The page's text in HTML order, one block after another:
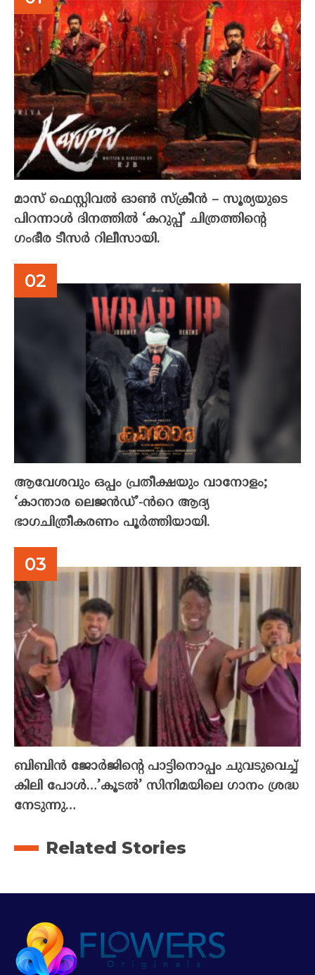
മാസ് ഫെസ്റ്റിവൽ ഓൺ സ്‌ക്രീൻ – സൂര്യയുടെ
പിറന്നാൾ ദിനത്തിൽ ‘കറുപ്പ്’ ചിത്രത്തിന്റെ
ഗംഭീര ടീസർ റിലീസായി.
ആവേശവും ഒപ്പം പ്രതീക്ഷയും വാനോളം;
‘കാന്താര ലെജൻഡ്’-ൻറെ ആദ്യ
ഭാഗചിത്രീകരണം പൂർത്തിയായി.
ബിബിൻ ജോർജിന്റെ പാട്ടിനൊപ്പം ചുവടുവെച്ച്
കിലി പോൾ…’കൂടൽ’ സിനിമയിലെ ഗാനം ശ്രദ്ധ
നേടുന്നു…
Related Stories